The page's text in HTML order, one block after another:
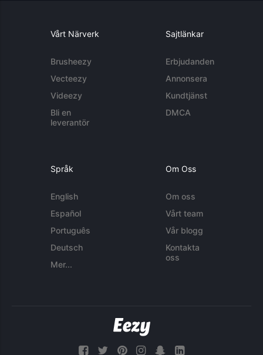
Vårt Närverk
Brusheezy
Vecteezy
Videezy
Bli en
leverantör
Sajtlänkar
Erbjudanden
Annonsera
Kundtjänst
DMCA
Språk
English
Español
Português
Deutsch
Mer...
Om Oss
Om oss
Vårt team
Vår blogg
Kontakta
oss